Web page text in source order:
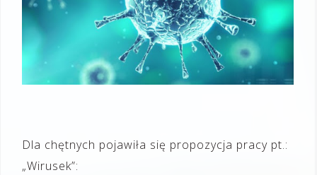
Dla chętnych pojawiła się propozycja pracy pt.:
„Wirusek”: